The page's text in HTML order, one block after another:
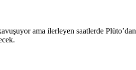
ama ilerleyen saatlerde Plüto’dan